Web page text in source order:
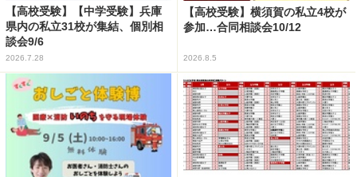
【高校受験】【中学受験】兵庫
県内の私立31校が集結、個別相
談会9/6
2026.7.28
【高校受験】横須賀の私立4校が
参加…合同相談会10/12
2026.8.5